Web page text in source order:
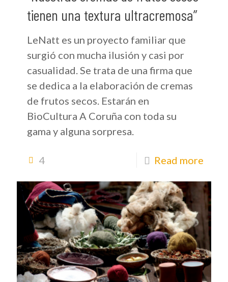
tienen una textura ultracremosa”
LeNatt es un proyecto familiar que
surgió con mucha ilusión y casi por
casualidad. Se trata de una firma que
se dedica a la elaboración de cremas
de frutos secos. Estarán en
BioCultura A Coruña con toda su
gama y alguna sorpresa.
4 Read more